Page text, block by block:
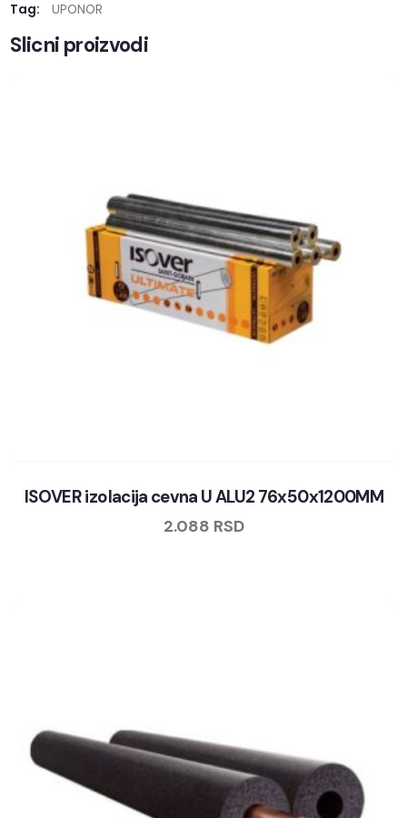
Tag:
UPONOR
Slicni proizvodi
ISOVER izolacija cevna U ALU2 76x50x1200MM
2.088 RSD